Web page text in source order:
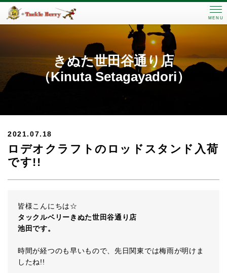
MENU
きぬた世田谷通り店
（Kinuta Setagayadori）
2021.07.18
ロデオクラフトのロッドスタンド入荷
です!!
皆様こんにちは☆
タックルベリーきぬた世田谷通り店
池田です。
時間が経つのも早いもので、先日関東では梅雨が明けま
したね!!